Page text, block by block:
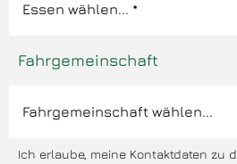
Fahrgemeinschaft
Ich erlaube, meine Kontaktdaten zu